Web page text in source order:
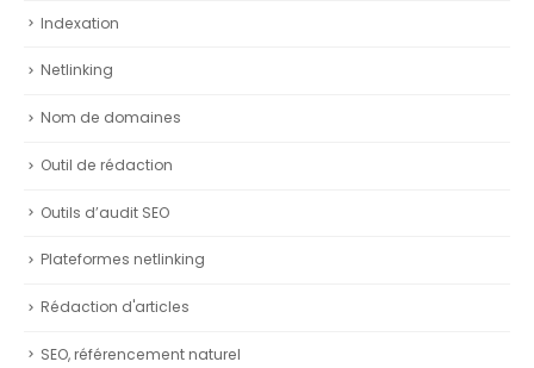
Indexation
Netlinking
Nom de domaines
Outil de rédaction
Outils d’audit SEO
Plateformes netlinking
Rédaction d'articles
SEO, référencement naturel